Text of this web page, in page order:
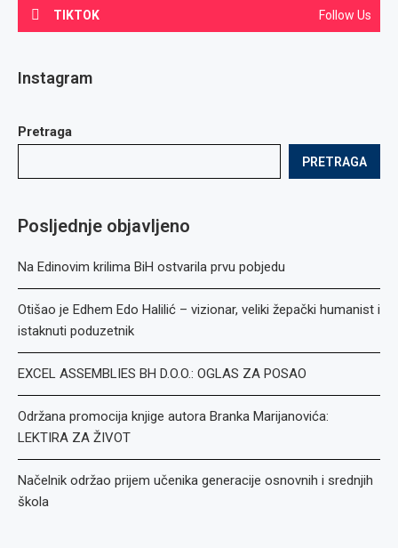
TIKTOK Follow Us
Instagram
Pretraga
PRETRAGA
Posljednje objavljeno
Na Edinovim krilima BiH ostvarila prvu pobjedu
Otišao je Edhem Edo Halilić – vizionar, veliki žepački humanist i
istaknuti poduzetnik
EXCEL ASSEMBLIES BH D.O.O.: OGLAS ZA POSAO
Održana promocija knjige autora Branka Marijanovića:
LEKTIRA ZA ŽIVOT
Načelnik održao prijem učenika generacije osnovnih i srednjih
škola